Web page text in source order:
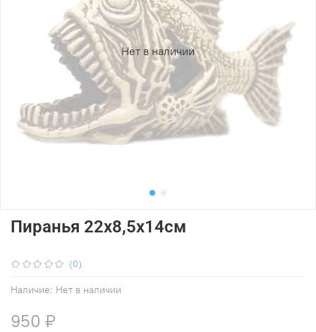
Нет в наличии
(0)
Наличие: Нет в наличии
Пиранья 22x8,5x14см
950 ₽